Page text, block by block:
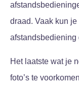
draad. Vaak kun
afstandsbediening
Het laatste wat je
foto’s te